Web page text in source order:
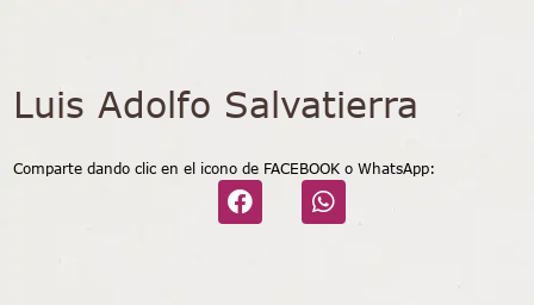
Luis Adolfo Salvatierra
Comparte dando clic en el icono de FACEBOOK o WhatsApp: